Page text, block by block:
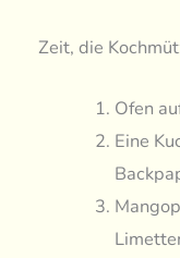
Zeit, die
Ofen
Eine